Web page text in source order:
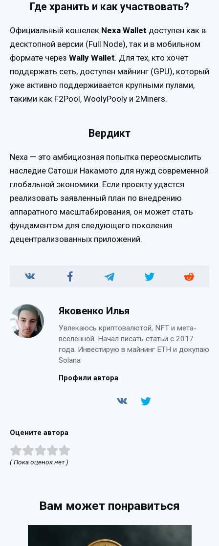
Где хранить и как участвовать?
Официальный кошелек Nexa Wallet доступен как в
десктопной версии (Full Node), так и в мобильном
формате через Wally Wallet. Для тех, кто хочет
поддержать сеть, доступен майнинг (GPU), который
уже активно поддерживается крупными пулами,
такими как F2Pool, WoolyPooly и 2Miners.
Вердикт
Nexa — это амбициозная попытка переосмыслить
наследие Сатоши Накамото для нужд современной
глобальной экономики. Если проекту удастся
реализовать заявленный план по внедрению
аппаратного масштабирования, он может стать
фундаментом для следующего поколения
децентрализованных приложений.
Яковенко Илья
Увлекаюсь криптовалютой, NFT и мета-
вселенной. Начал писать статьи с 2017
года. Инвестирую в майнинг ETH и докупаю
Solana
Профили автора
Оцените автора
( Пока оценок нет )
Вам может понравиться